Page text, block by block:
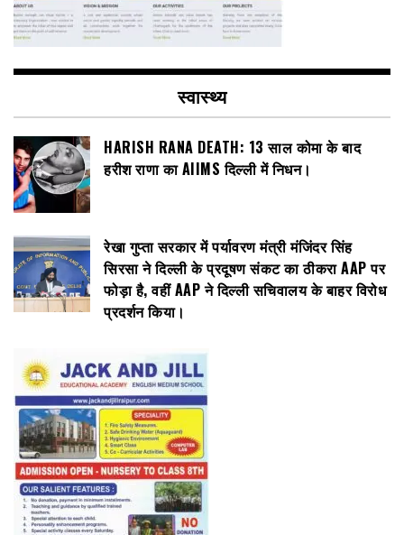
स्वास्थ्य
HARISH RANA DEATH: 13 साल कोमा के बाद
हरीश राणा का AIIMS दिल्ली में निधन।
रेखा गुप्ता सरकार में पर्यावरण मंत्री मंजिंदर सिंह
सिरसा ने दिल्ली के प्रदूषण संकट का ठीकरा AAP पर
फोड़ा है, वहीं AAP ने दिल्ली सचिवालय के बाहर विरोध
प्रदर्शन किया।